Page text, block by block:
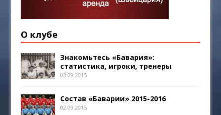
О клубе
Знакомьтесь «Бавария»:
статистика, игроки, тренеры
03.09.2015
Состав «Баварии» 2015-2016
02.09.2015